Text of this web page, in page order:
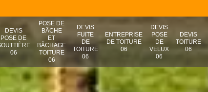
DEVIS
POSE DE
06
POSE DE
BÂCHE
ET
BÂCHAGE
TOITURE
06
DEVIS
FUITE
DE
TOITURE
06
ENTREPRISE
DE TOITURE
06
DEVIS
POSE
DE
VELUX
06
DEVIS
TOITURE
06